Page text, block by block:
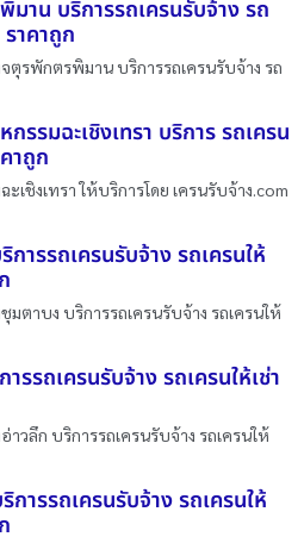
าน บริการรถเครนรับจ้าง รถ
ราคาถูก
ตุรพักตรพิมาน บริการรถเครนรับจ้าง รถ
รรมฉะเชิงเทรา บริการ รถเครน
าถูก
เชิงเทรา ให้บริการโดย เครนรับจ้าง.com
ารรถเครนรับจ้าง รถเครนให้
มตาบง บริการรถเครนรับจ้าง รถเครนให้
รรถเครนรับจ้าง รถเครนให้เช่า
าวลึก บริการรถเครนรับจ้าง รถเครนให้
ารรถเครนรับจ้าง รถเครนให้